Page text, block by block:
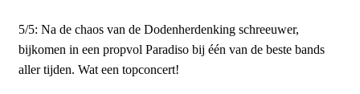
5/5: Na de chaos van de Dodenherdenking schreeuwer,
bijkomen in een propvol Paradiso bij één van de beste bands
aller tijden. Wat een topconcert!